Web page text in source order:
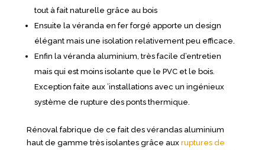
tout à fait naturelle grâce au bois
Ensuite la véranda en fer forgé apporte un design
élégant mais une isolation relativement peu efficace.
Enfin la véranda aluminium, très facile d’entretien
mais qui est moins isolante que le PVC et le bois.
Exception faite aux ’installations avec un ingénieux
système de rupture des ponts thermique.
Rénoval fabrique de ce fait des vérandas aluminium
haut de gamme très isolantes grâce aux ruptures de